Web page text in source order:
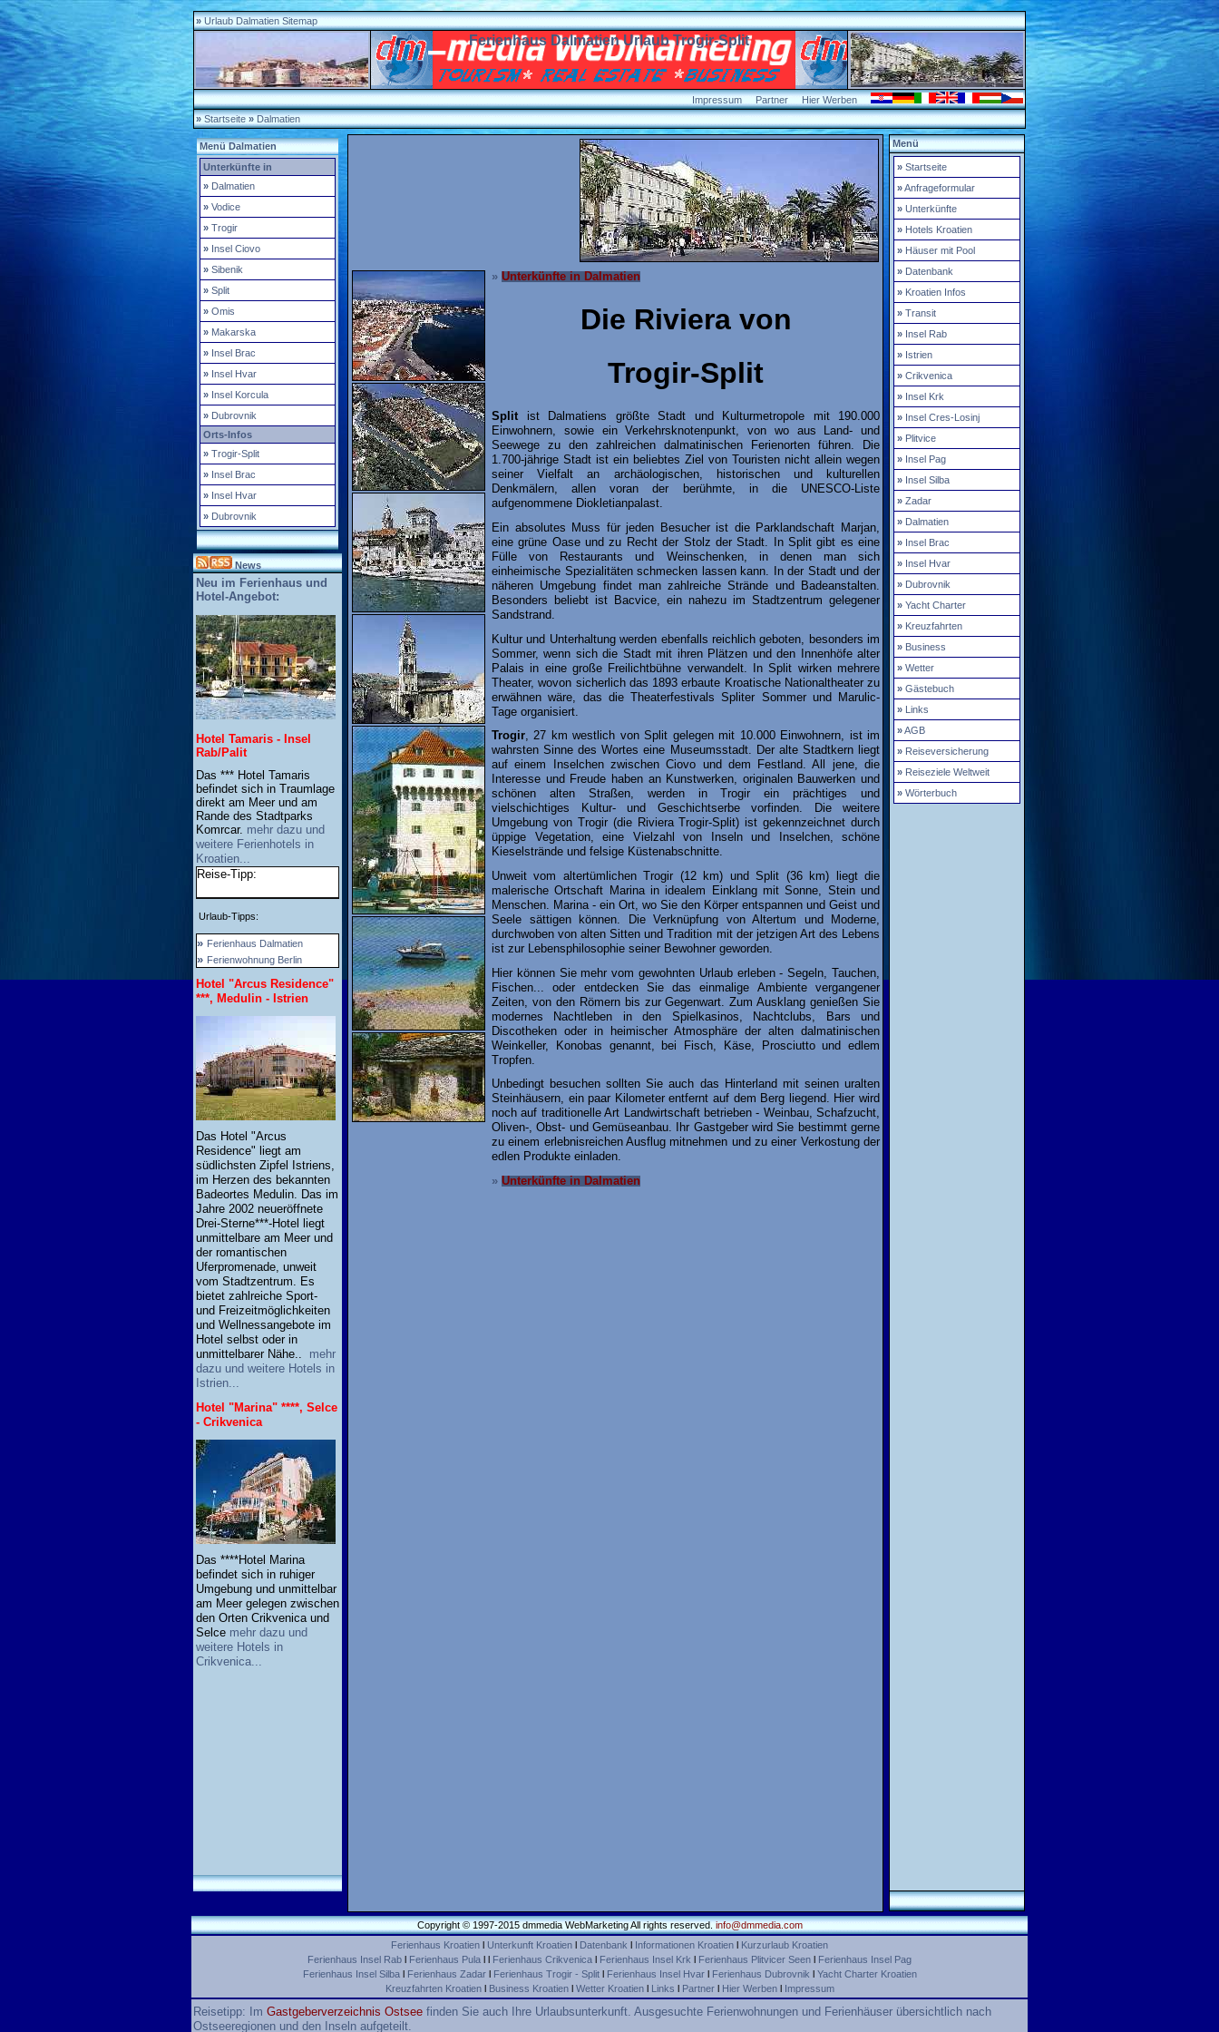
» Urlaub Dalmatien Sitemap
Ferienhaus Dalmatien Urlaub Trogir-Split
Impressum Partner
Hier Werben
» Startseite» Dalmatien
Menü Dalmatien
Unterkünfte in
» Dalmatien
» Vodice
» Trogir
» Insel Ciovo
» Sibenik
» Split
» Omis
» Makarska
» Insel Brac
» Insel Hvar
» Insel Korcula
» Dubrovnik
Orts-Infos
» Trogir-Split
» Insel Brac
» Insel Hvar
» Dubrovnik
News
Neu im Ferienhaus und
Hotel-Angebot:
Hotel Tamaris - Insel
Rab/Palit
Das *** Hotel Tamaris
befindet sich in Traumlage
direkt am Meer und am
Rande des Stadtparks
Komrcar. mehr dazu und
weitere Ferienhotels in
Kroatien...
Reise-Tipp:
Urlaub-Tipps:
» Ferienhaus Dalmatien
» Ferienwohnung Berlin
Hotel "Arcus Residence"
***, Medulin - Istrien
Das Hotel "Arcus
Residence" liegt am
südlichsten Zipfel Istriens,
im Herzen des bekannten
Badeortes Medulin. Das im
Jahre 2002 neueröffnete
Drei-Sterne***-Hotel liegt
unmittelbare am Meer und
der romantischen
Uferpromenade, unweit
vom Stadtzentrum. Es
bietet zahlreiche Sport-
und Freizeitmöglichkeiten
und Wellnessangebote im
Hotel selbst oder in
unmittelbarer Nähe.. mehr
dazu und weitere Hotels in
Istrien...
Hotel "Marina" ****, Selce
- Crikvenica
Das ****Hotel Marina
befindet sich in ruhiger
Umgebung und unmittelbar
am Meer gelegen zwischen
den Orten Crikvenica und
Selce mehr dazu und
weitere Hotels in
Crikvenica...
» Unterkünfte in Dalmatien
Die Riviera von
Trogir-Split
Splitist Dalmatiens größte Stadt und Kulturmetropole mit 190.000
Einwohnern, sowie ein Verkehrsknotenpunkt, von wo aus Land- und
Seewege zu den zahlreichen dalmatinischen Ferienorten führen. Die
1.700-jährige Stadt ist ein beliebtes Ziel von Touristen nicht allein wegen
seiner Vielfalt an archäologischen, historischen und kulturellen
Denkmälern, allen voran der berühmte, in die UNESCO-Liste
aufgenommene Diokletianpalast.
Ein absolutes Muss für jeden Besucher ist die Parklandschaft Marjan,
eine grüne Oase und zu Recht der Stolz der Stadt. In Split gibt es eine
Fülle von Restaurants und Weinschenken, in denen man sich
einheimische Spezialitäten schmecken lassen kann. In der Stadt und der
näheren Umgebung findet man zahlreiche Strände und Badeanstalten.
Besonders beliebt ist Bacvice, ein nahezu im Stadtzentrum gelegener
Sandstrand.
Kultur und Unterhaltung werden ebenfalls reichlich geboten, besonders im
Sommer, wenn sich die Stadt mit ihren Plätzen und den Innenhöfe alter
Palais in eine große Freilichtbühne verwandelt. In Split wirken mehrere
Theater, wovon sicherlich das 1893 erbaute Kroatische Nationaltheater zu
erwähnen wäre, das die Theaterfestivals Spliter Sommer und Marulic-
Tage organisiert.
Trogir, 27 km westlich von Split gelegen mit 10.000 Einwohnern, ist im
wahrsten Sinne des Wortes eine Museumsstadt. Der alte Stadtkern liegt
auf einem Inselchen zwischen Ciovo und dem Festland. All jene, die
Interesse und Freude haben an Kunstwerken, originalen Bauwerken und
schönen alten Straßen, werden in Trogir ein prächtiges und
vielschichtiges Kultur- und Geschichtserbe vorfinden. Die weitere
Umgebung von Trogir (die Riviera Trogir-Split) ist gekennzeichnet durch
üppige Vegetation, eine Vielzahl von Inseln und Inselchen, schöne
Kieselstrände und felsige Küstenabschnitte.
Unweit vom altertümlichen Trogir (12 km) und Split (36 km) liegt die
malerische Ortschaft Marina in idealem Einklang mit Sonne, Stein und
Menschen. Marina - ein Ort, wo Sie den Körper entspannen und Geist und
Seele sättigen können. Die Verknüpfung von Altertum und Moderne,
durchwoben von alten Sitten und Tradition mit der jetzigen Art des Lebens
ist zur Lebensphilosophie seiner Bewohner geworden.
Hier können Sie mehr vom gewohnten Urlaub erleben - Segeln, Tauchen,
Fischen... oder entdecken Sie das einmalige Ambiente vergangener
Zeiten, von den Römern bis zur Gegenwart. Zum Ausklang genießen Sie
modernes Nachtleben in den Spielkasinos, Nachtclubs, Bars und
Discotheken oder in heimischer Atmosphäre der alten dalmatinischen
Weinkeller, Konobas genannt, bei Fisch, Käse, Prosciutto und edlem
Tropfen.
Unbedingt besuchen sollten Sie auch das Hinterland mit seinen uralten
Steinhäusern, ein paar Kilometer entfernt auf dem Berg liegend. Hier wird
noch auf traditionelle Art Landwirtschaft betrieben - Weinbau, Schafzucht,
Oliven-, Obst- und Gemüseanbau. Ihr Gastgeber wird Sie bestimmt gerne
zu einem erlebnisreichen Ausflug mitnehmen und zu einer Verkostung der
edlen Produkte einladen.
» Unterkünfte in Dalmatien
Menü
» Startseite
»Anfrageformular
» Unterkünfte
» Hotels Kroatien
» Häuser mit Pool
» Datenbank
» Kroatien Infos
» Transit
» Insel Rab
» Istrien
» Crikvenica
» Insel Krk
» Insel Cres-Losinj
» Plitvice
» Insel Pag
» Insel Silba
» Zadar
» Dalmatien
» Insel Brac
» Insel Hvar
» Dubrovnik
» Yacht Charter
» Kreuzfahrten
» Business
» Wetter
» Gästebuch
» Links
»AGB
» Reiseversicherung
» Reiseziele Weltweit
» Wörterbuch
Copyright © 1997-2015 dmmedia WebMarketing All rights reserved.info@dmmedia.com
Ferienhaus Kroatien l Unterkunft Kroatien l Datenbank l Informationen Kroatien l Kurzurlaub Kroatien
Ferienhaus Insel Rab l Ferienhaus Pula l l Ferienhaus Crikvenica l Ferienhaus Insel Krk l Ferienhaus Plitvicer Seen l Ferienhaus Insel Pag
Ferienhaus Insel Silbal Ferienhaus Zadarl Ferienhaus Trogir - Splitl Ferienhaus Insel Hvarl Ferienhaus Dubrovnik l Yacht Charter Kroatien
Kreuzfahrten Kroatienl Business Kroatienl Wetter Kroatienl Links l Partnerl Hier Werbenl Impressum
Reisetipp: Im Gastgeberverzeichnis Ostsee finden Sie auch Ihre Urlaubsunterkunft. Ausgesuchte Ferienwohnungen und Ferienhäuser übersichtlich nach
Ostseeregionen und den Inseln aufgeteilt.